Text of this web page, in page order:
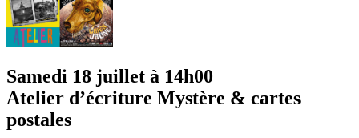
Samedi 18 juillet à 14h00
Atelier d’écriture Mystère & cartes
postales